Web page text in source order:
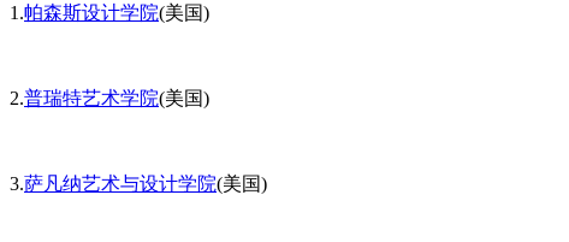
1.帕森斯设计学院(美国)
2.普瑞特艺术学院(美国)
3.萨凡纳艺术与设计学院(美国)